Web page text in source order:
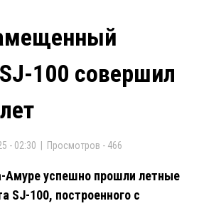
100 совершил
- 02:30 | Просмотров - 466
Амуре успешно прошли летные
SJ-100, построенного с